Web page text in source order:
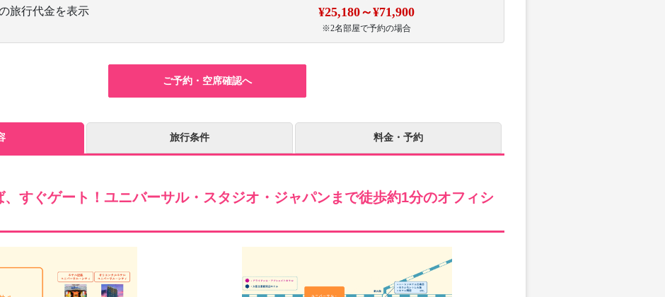
旅行代金を表示 ¥25,180～¥71,900
※2名部屋で予約の場合
ご予約・空席確認へ
旅行条件 料金・予約
、すぐゲート！ユニバーサル・スタジオ・ジャパンまで徒歩約1分のオフィシ